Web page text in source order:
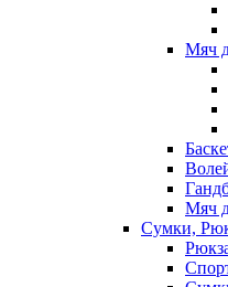
Мяч
Мяч
Сумки,